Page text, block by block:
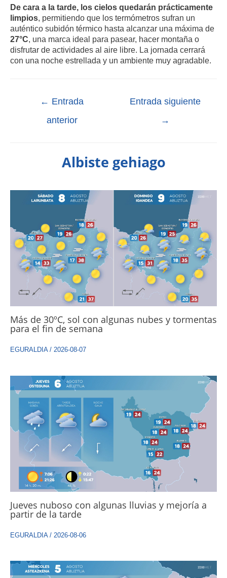
De cara a la tarde, los cielos quedarán prácticamente
limpios, permitiendo que los termómetros sufran un
auténtico subidón térmico hasta alcanzar una máxima de
27°C, una marca ideal para pasear, hacer montaña o
disfrutar de actividades al aire libre. La jornada cerrará
con una noche estrellada y un ambiente muy agradable.
← Entrada
anterior
Entrada siguiente
→
Albiste gehiago
Más de 30ºC, sol con algunas nubes y tormentas
para el fin de semana
EGURALDIA/ 2026-08-07
Jueves nuboso con algunas lluvias y mejoría a
partir de la tarde
EGURALDIA/ 2026-08-06